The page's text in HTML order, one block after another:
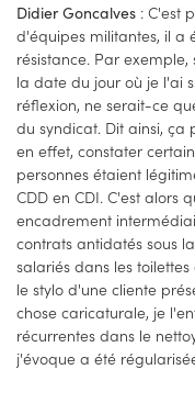
Didier Goncalves : C'est
d'équipes militantes, il a
résistance. Par
la date du jour où je l'ai
réflexion, ne serait-ce
du syndicat. Dit ainsi, ça
en effet, constater
personnes étaient
CDD en CDI. C'est alors
encadrement
contrats antidatés sous
salariés dans les
le stylo d'une cliente
chose caricaturale, je
récurrentes dans le
j'évoque a été